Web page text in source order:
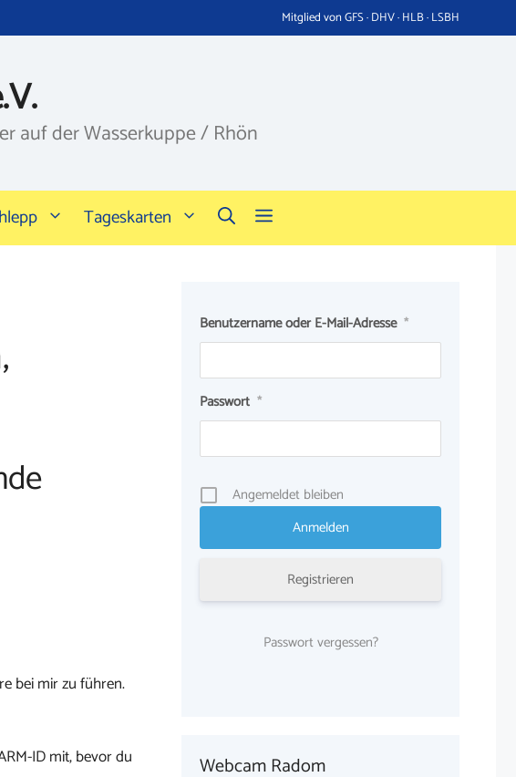
Mitglied von GFS · DHV · HLB · LSBH
auf der Wasserkuppe / Rhön
Tageskarten
bei mir zu führen.
ID mit, bevor du
Benutzername oder E-Mail-Adresse *
Passwort *
Angemeldet bleiben
Registrieren
Passwort vergessen?
Webcam Radom